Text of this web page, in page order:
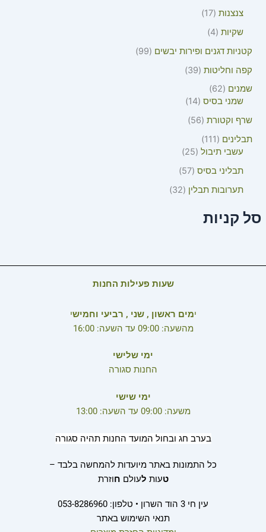
צנצנות 17
שקיות 4
קטניות דגנים ופירות יבשים
99
קפה וחליטות 39
שמנים
62
שמני בסיס 14
שרף וקטורת 56
תבלינים
111
עשבי תיבול 25
תבליני בסיס 57
תערובות תבלין
32
סל קניות
שעות פעילות החנות
ימים ראשון , שני , רביעי וחמישי
מהשעה: 09:00 עד השעה: 16:00
ימי שלישי
החנות סגורה
ימי שישי
משעה: 09:00 עד השעה: 13:00
בערב חג ובחול המועד החנות תהיה סגורה
כל התמונות באתר מיועדות להמחשה בלבד –
טעות לעולם חוזרת
עין חי 3 הוד השרון • טלפון: 053-8286960
תנאי השימוש באתר